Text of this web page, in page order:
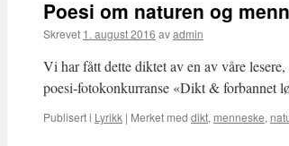
Poesi om naturen og
Skrevet 1. august 2016 avadmin
Vi har fått dette diktet av en av våre
poesi-fotokonkurranse «Dikt & forbannet
Publisert i Lyrikk | Merket med dikt, menneske,